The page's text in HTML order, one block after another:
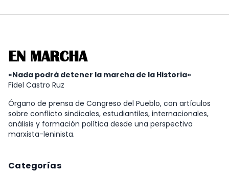
EN MARCHA
«Nada podrá detener la marcha de la Historia»
Fidel Castro Ruz
Órgano de prensa de Congreso del Pueblo, con artículos
sobre conflicto sindicales, estudiantiles, internacionales,
análisis y formación política desde una perspectiva
marxista-leninista.
Categorías